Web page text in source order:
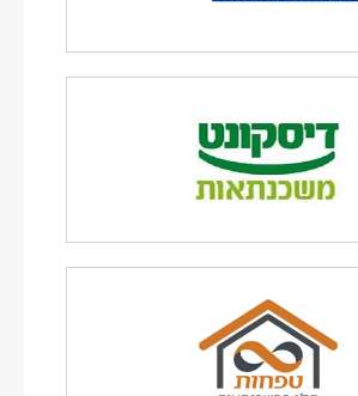
לאתר הבנק >
לאתר הבנק >